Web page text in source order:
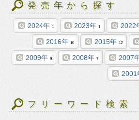
発売年から探す
2024年 1 2023年 1 2022
2016年 10 2015年 12
2009年 9 2008年 7 2007
2001
フリーワード検索